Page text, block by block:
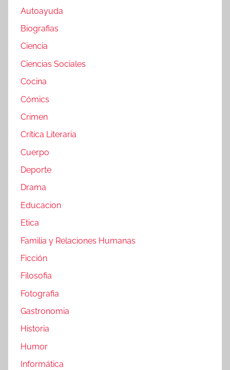
Autoayuda
Biografias
Ciencia
Ciencias Sociales
Cocina
Cómics
Crimen
Crítica Literaria
Cuerpo
Deporte
Drama
Educacion
Etica
Familia y Relaciones Humanas
Ficción
Filosofia
Fotografia
Gastronomia
Historia
Humor
Informática